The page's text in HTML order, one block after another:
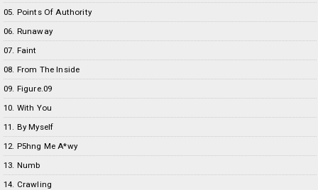
05. Points Of Authority
06. Runaway
07. Faint
08. From The Inside
09. Figure.09
10. With You
11. By Myself
12. P5hng Me A*wy
13. Numb
14. Crawling